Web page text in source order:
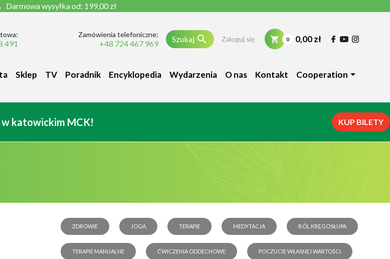
Darmowa wysyłka od: 199,00 zł
491
Zamówienia telefoniczne:
+48 724 467 969 Szukaj  Zaloguj się 0 0,00 zł
Sklep TV Poradnik Encyklopedia Wydarzenia O nas Kontakt Cooperation
w katowickim MCK! KUP BILETY
ZDROWIE JOGA TERAPIE MEDYTACJA BÓL KRĘGOSŁUPA
TERAPIE MANUALNE ĆWICZENIA ODDECHOWE POCZUCIE WŁASNEJ WARTOŚCI